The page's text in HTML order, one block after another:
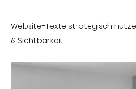
Website-Texte strategisch
& Sichtbarkeit